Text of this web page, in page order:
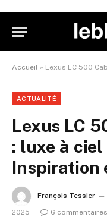
Accueil » Lexus LC 500
ACTUALITÉ
Lexus LC
: luxe à
Inspiration
François Tessier
2025
6 commentaires